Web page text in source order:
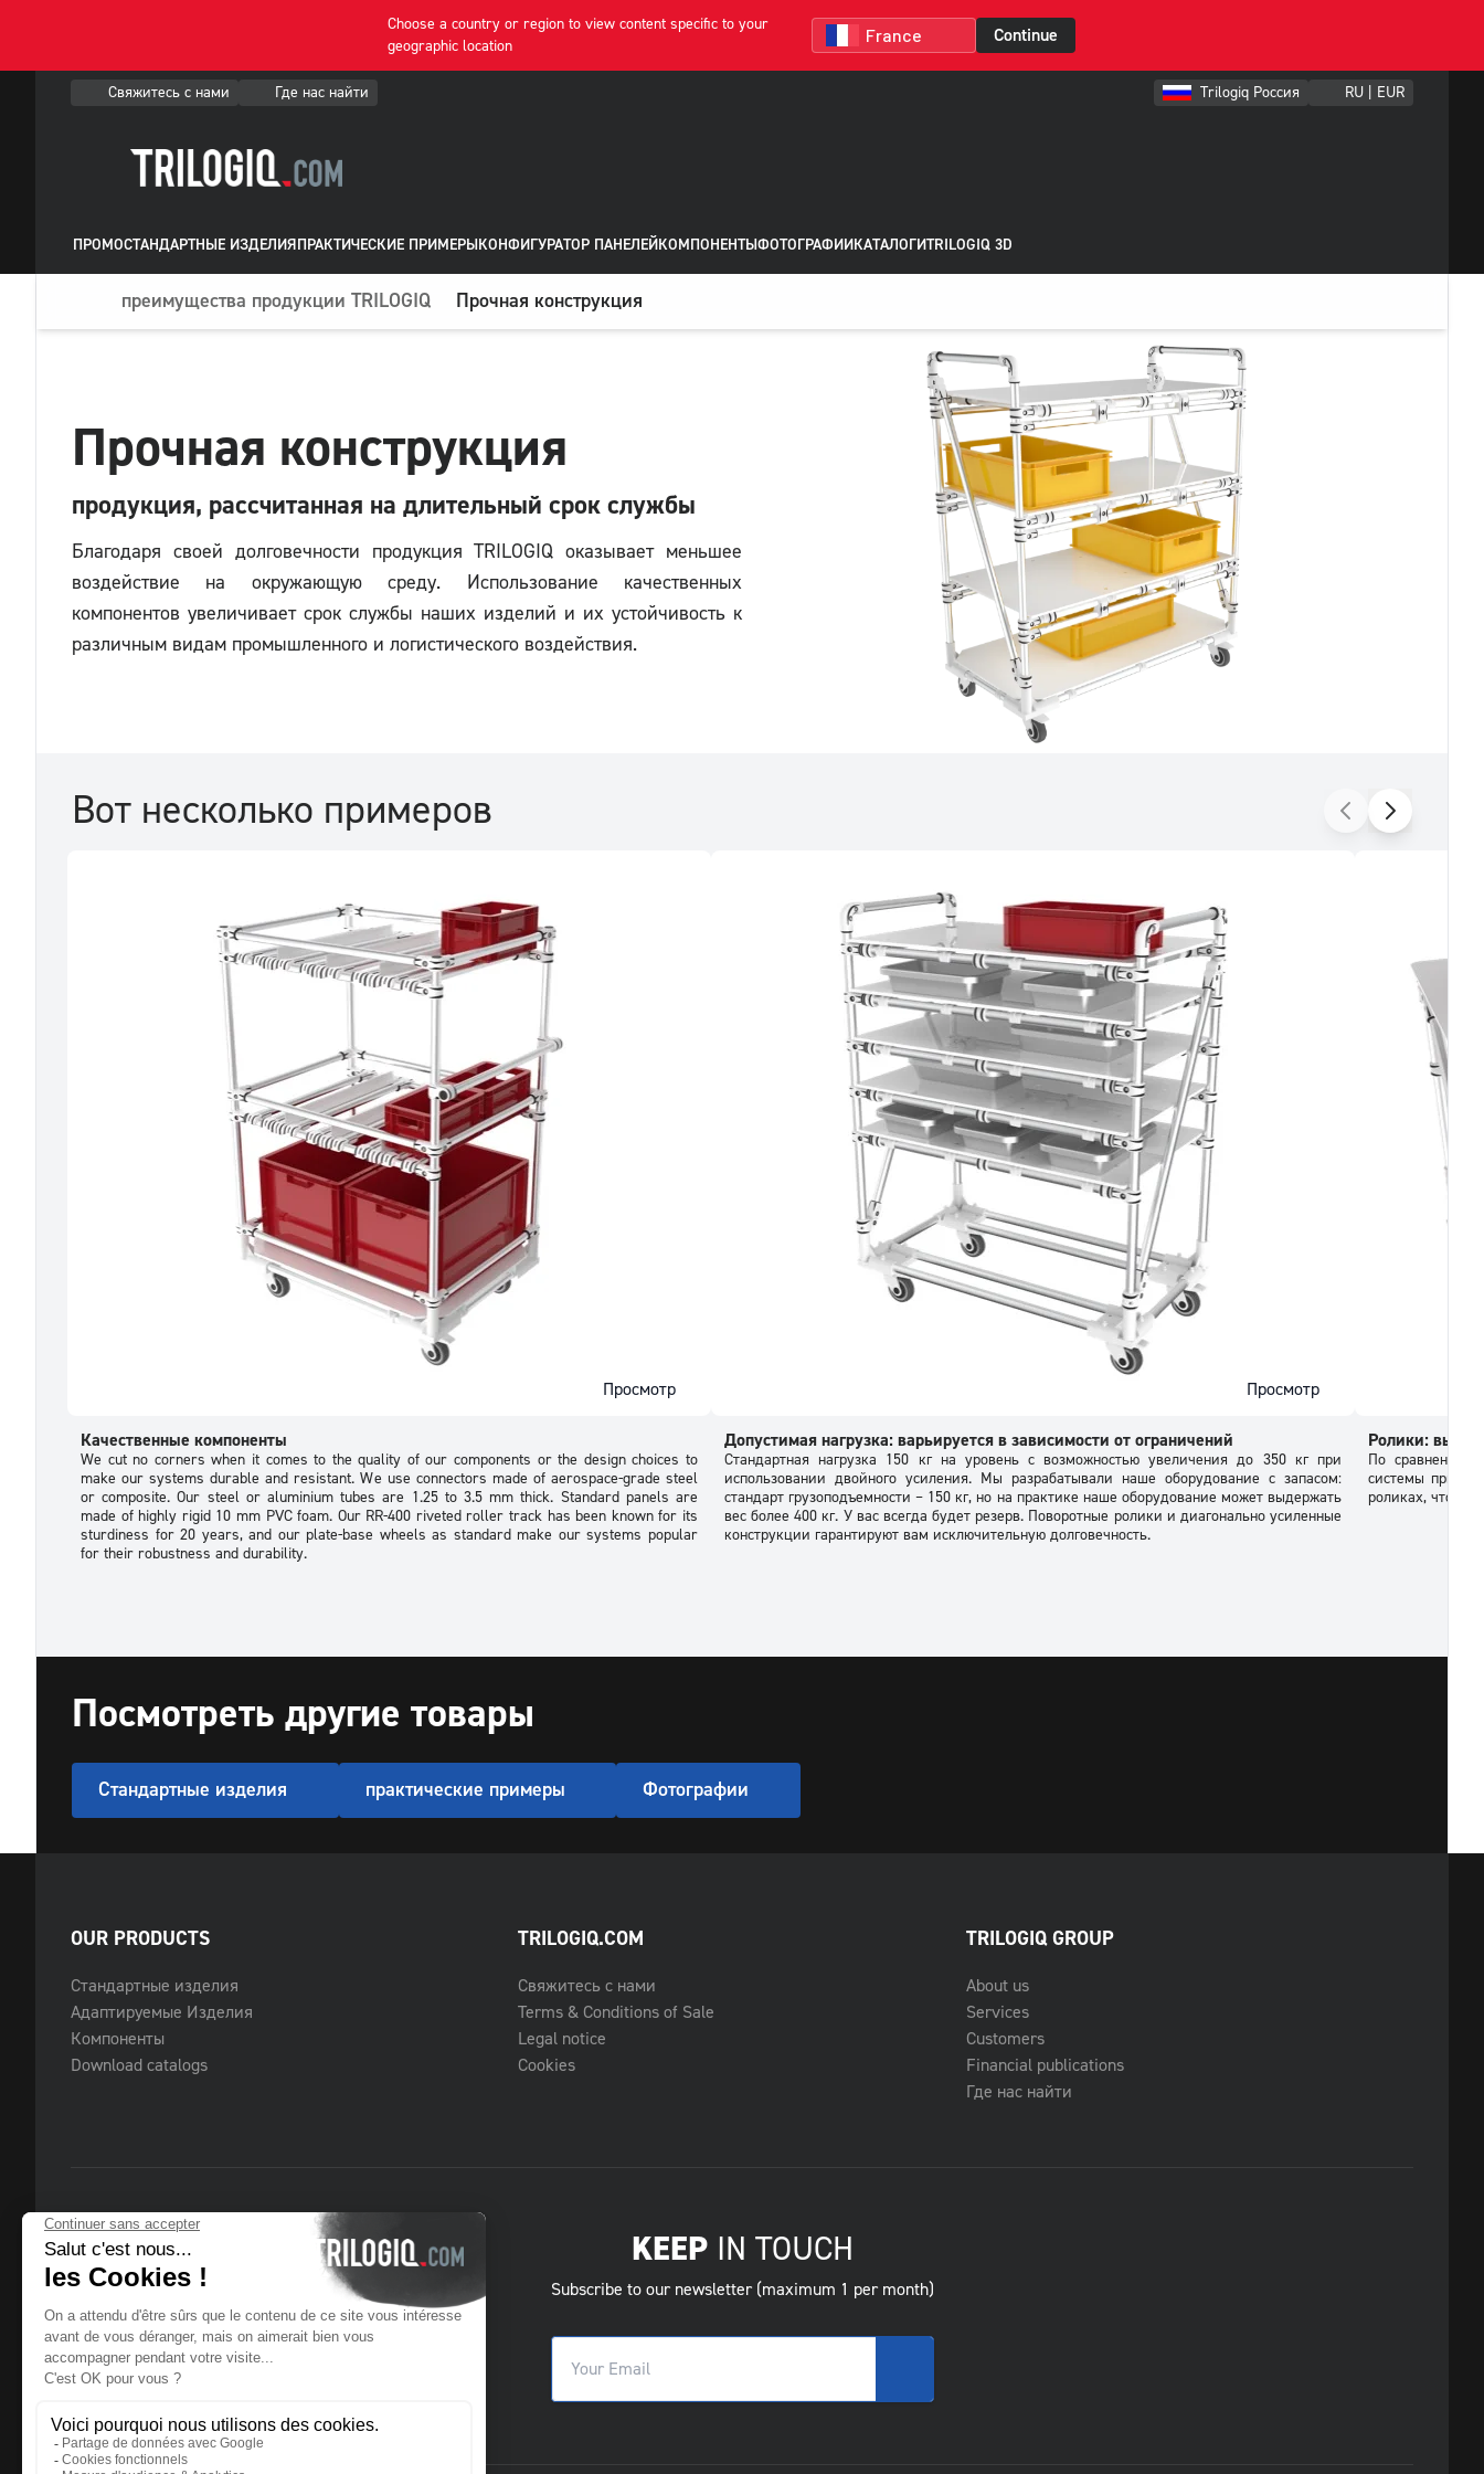
Choose a country or region to view content specific to your
geographic location
Continue
Свяжитесь с нами Где нас найти Trilogiq Россия RU | EUR
ПРОМОСТАНДАРТНЫЕ ИЗДЕЛИЯПРАКТИЧЕСКИЕ ПРИМЕРЫКОНФИГУРАТОР ПАНЕЛЕЙКОМПОНЕНТЫФОТОГРАФИИКАТАЛОГИTRILOGIQ 3D
преимущества продукции TRILOGIQ Прочная конструкция
Прочная конструкция
продукция, рассчитанная на длительный срок службы
Благодаря своей долговечности продукция TRILOGIQ оказывает меньшее
воздействие на окружающую среду. Использование качественных
компонентов увеличивает срок службы наших изделий и их устойчивость к
различным видам промышленного и логистического воздействия.
Вот несколько примеров
Просмотр
Качественные компоненты
We cut no corners when it comes to the quality of our components or the design choices to
make our systems durable and resistant. We use connectors made of aerospace-grade steel
or composite. Our steel or aluminium tubes are 1.25 to 3.5 mm thick. Standard panels are
made of highly rigid 10 mm PVC foam. Our RR-400 riveted roller track has been known for its
sturdiness for 20 years, and our plate-base wheels as standard make our systems popular
for their robustness and durability.
Просмотр
Допустимая нагрузка: варьируется в зависимости от ограничений
Стандартная нагрузка 150 кг на уровень с возможностью увеличения до 350 кг при
использовании двойного усиления. Мы разрабатывали наше оборудование с запасом:
стандарт грузоподъемности – 150 кг, но на практике наше оборудование может выдержать
вес более 400 кг. У вас всегда будет резерв. Поворотные ролики и диагонально усиленные
конструкции гарантируют вам исключительную долговечность.
Ролики:
По сравнению
системы при
роликах, чтобы
Посмотреть другие товары
Стандартные изделия практические примеры Фотографии
OUR PRODUCTS
Стандартные изделия
Адаптируемые Изделия
Компоненты
Download catalogs
TRILOGIQ.COM
Свяжитесь с нами
Terms & Conditions of Sale
Legal notice
Cookies
TRILOGIQ GROUP
About us
Services
Customers
Financial publications
Где нас найти
KEEPIN TOUCH
Subscribe to our newsletter (maximum 1 per month)